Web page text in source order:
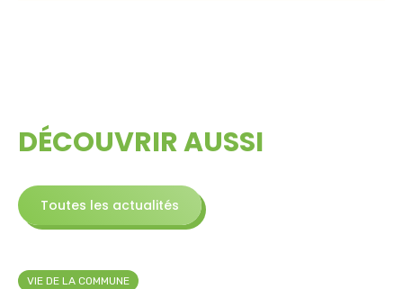
DÉCOUVRIR AUSSI
Toutes les actualités
VIE DE LA COMMUNE